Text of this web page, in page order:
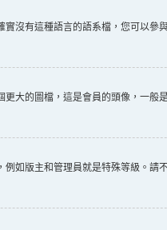
沒有這種語言的語系檔，您可以參
大的圖檔，這是會員的頭像，一般
如版主和管理員就是特殊等級。請